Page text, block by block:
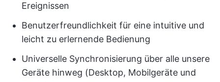
Ereignissen
Benutzerfreundlichkeit für eine intuitive und
leicht zu erlernende Bedienung
Universelle Synchronisierung über alle unsere
Geräte hinweg (Desktop, Mobilgeräte und